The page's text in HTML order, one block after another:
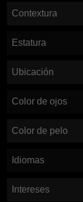
Contextura
Estatura
Ubicación
Color de ojos
Color de pelo
Idiomas
Intereses